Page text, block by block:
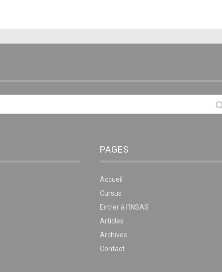
PAGES
Accueil
Cursus
Entrer à l’INSAS
Articles
Archives
Contact